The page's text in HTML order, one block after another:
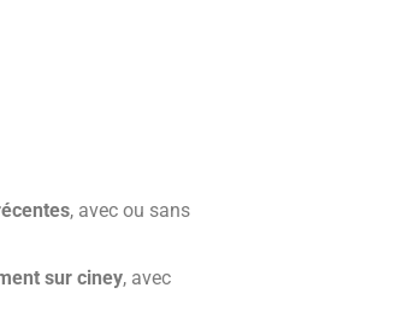
, avec ou sans
sur ciney, avec